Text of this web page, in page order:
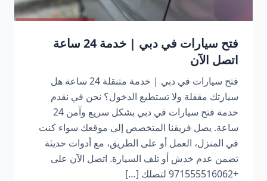
فتح سيارات في دبي | خدمة 24 ساعة
اتصل الآن
فتح سيارات في دبي | خدمة متنقلة 24 ساعة هل
سيارتك مقفلة ولا تستطيع الدخول؟ نحن في نقدم
خدمة فتح سيارات في دبي بشكل سريع وآمن 24
ساعة. يصل فريقنا المتخصص إلى موقعك سواء كنت
في المنزل، العمل أو على الطريق، مع أدوات حديثة
تضمن عدم خدش أو تلف السيارة. اتصل الآن على
+971555516062 لتصلك […]